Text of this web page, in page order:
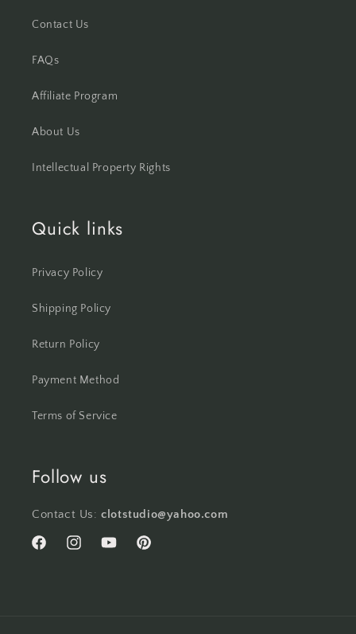
Contact Us
FAQs
Affiliate Program
About Us
Intellectual Property Rights
Quick links
Privacy Policy
Shipping Policy
Return Policy
Payment Method
Terms of Service
Follow us
Contact Us:clotstudio@yahoo.com
FacebookInstagramYouTubePinterest